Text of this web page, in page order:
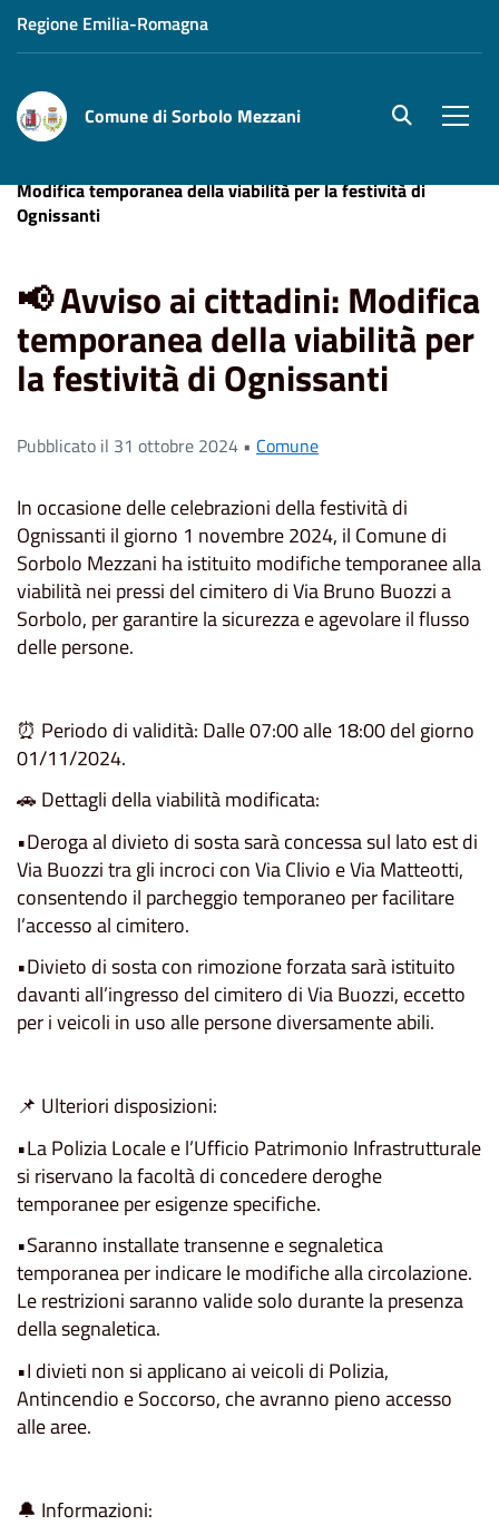
Regione Emilia-Romagna
Comune di Sorbolo Mezzani site.searc
Modifica temporanea della viabilità per la festività di
Ognissanti
📢 Avviso ai cittadini: Modifica
temporanea della viabilità per
la festività di Ognissanti
Pubblicato il 31 ottobre 2024 • Comune
In occasione delle celebrazioni della festività di
Ognissanti il giorno 1 novembre 2024, il Comune di
Sorbolo Mezzani ha istituito modifiche temporanee alla
viabilità nei pressi del cimitero di Via Bruno Buozzi a
Sorbolo, per garantire la sicurezza e agevolare il flusso
delle persone.
⏰ Periodo di validità: Dalle 07:00 alle 18:00 del giorno
01/11/2024.
🚗 Dettagli della viabilità modificata:
•Deroga al divieto di sosta sarà concessa sul lato est di
Via Buozzi tra gli incroci con Via Clivio e Via Matteotti,
consentendo il parcheggio temporaneo per facilitare
l’accesso al cimitero.
•Divieto di sosta con rimozione forzata sarà istituito
davanti all’ingresso del cimitero di Via Buozzi, eccetto
per i veicoli in uso alle persone diversamente abili.
📌 Ulteriori disposizioni:
•La Polizia Locale e l’Ufficio Patrimonio Infrastrutturale
si riservano la facoltà di concedere deroghe
temporanee per esigenze specifiche.
•Saranno installate transenne e segnaletica
temporanea per indicare le modifiche alla circolazione.
Le restrizioni saranno valide solo durante la presenza
della segnaletica.
•I divieti non si applicano ai veicoli di Polizia,
Antincendio e Soccorso, che avranno pieno accesso
alle aree.
🔔 Informazioni: